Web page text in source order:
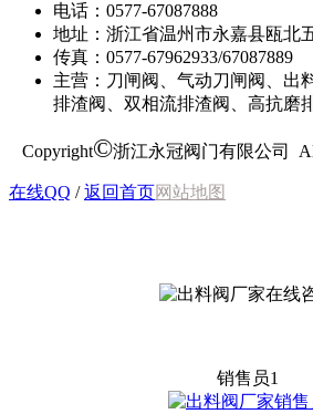
电话：0577-67087888
地址：浙江省温州市永嘉县瓯北
传真：0577-67962933/67087889
主营：刀闸阀、气动刀闸阀、出
排渣阀、双相流排渣阀、高抗磨
Copyright©浙江永冠阀门有限公司
在线QQ /返回首页 网站地图
销售员1